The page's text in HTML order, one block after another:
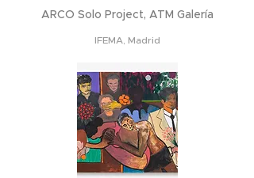
ARCO Solo Project, ATM Galería
IFEMA, Madrid